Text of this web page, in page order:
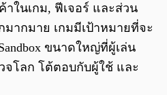
าในเกม, ฟีเจอร์ และส่วน
ากมาย เกมมีเป้าหมายที่จะ
ขนาดใหญ่ที่ผู้เล่น
โลก โต้ตอบกับผู้ใช้ และ